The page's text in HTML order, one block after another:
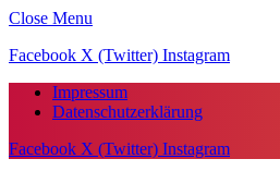
Close Menu
Facebook X (Twitter) Instagram
Impressum
Datenschutzerklärung
Facebook X (Twitter) Instagram